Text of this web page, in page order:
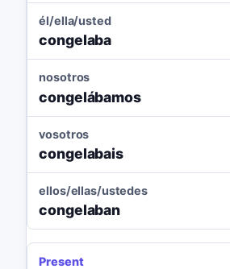
él/ella/usted
congelaba
nosotros
congelábamos
vosotros
congelabais
ellos/ellas/ustedes
congelaban
Present